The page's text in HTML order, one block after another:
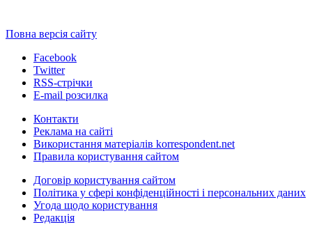
Повна версія сайту
Facebook
Twitter
RSS-стрічки
E-mail розсилка
Контакти
Реклама на сайті
Використання матеріалів korrespondent.net
Правила користування сайтом
Договір користування сайтом
Політика у сфері конфіденційності і персональних даних
Угода щодо користування
Редакція